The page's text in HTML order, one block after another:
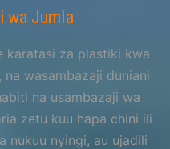
wa Jumla
karatasi za plastiki kwa
wasambazaji duniani
na usambazaji wa
zetu kuu hapa chini ili
nukuu nyingi, au ujadili